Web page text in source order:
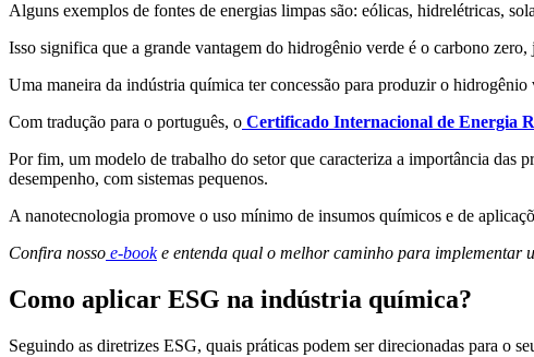
Alguns exemplos de fontes de energias limpas são: eólicas, hidrelétricas,
Isso significa que a grande vantagem do hidrogênio verde é o carbono
Uma maneira da indústria química ter concessão para produzir o
Com tradução para o português, o Certificado Internacional de Energia
Por fim, um modelo de trabalho do setor que caracteriza a importância das
desempenho, com sistemas pequenos.
A nanotecnologia promove o uso mínimo de insumos químicos e de
Confira nosso e-book e entenda qual o melhor caminho para implementar
Como aplicar ESG na indústria química?
Seguindo as diretrizes ESG, quais práticas podem ser direcionadas para o